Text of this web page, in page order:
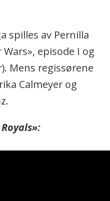
spilles av Pernilla
episode I og
Mens regissørene
Calmeyer og